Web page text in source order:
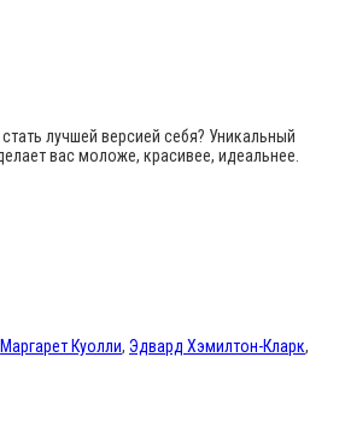
лучшей версией себя? Уникальный
вас моложе, красивее, идеальнее.
Маргарет Куолли, Эдвард Хэмилтон-Кларк,